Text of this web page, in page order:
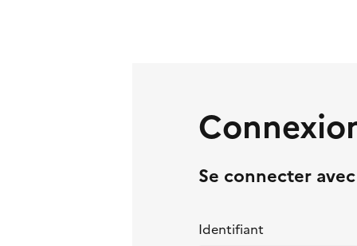
Se connecter
Identifiant